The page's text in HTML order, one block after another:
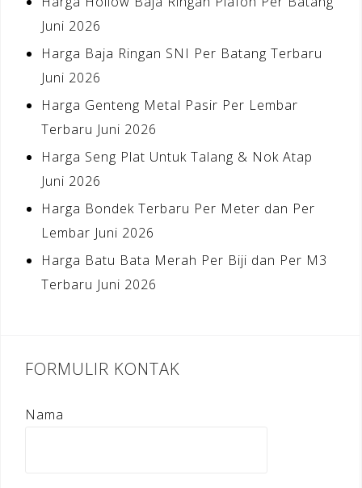
Juni 2026
Harga Baja Ringan SNI Per Batang Terbaru
Juni 2026
Harga Genteng Metal Pasir Per Lembar
Terbaru Juni 2026
Harga Seng Plat Untuk Talang & Nok Atap
Juni 2026
Harga Bondek Terbaru Per Meter dan Per
Lembar Juni 2026
Harga Batu Bata Merah Per Biji dan Per M3
Terbaru Juni 2026
FORMULIR KONTAK
Nama